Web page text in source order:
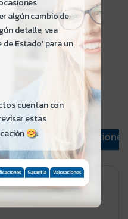
Especificaciones
G2 ITL
algún cambio de
detalle, vea
Estado' para un
cuentan con
estas
: